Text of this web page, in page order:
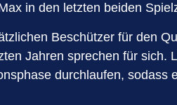
in den letzten beiden
Beschützer für den
Jahren sprechen für
durchlaufen,